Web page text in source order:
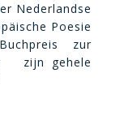
Nederlandse
Poesie
zur
zijn gehele